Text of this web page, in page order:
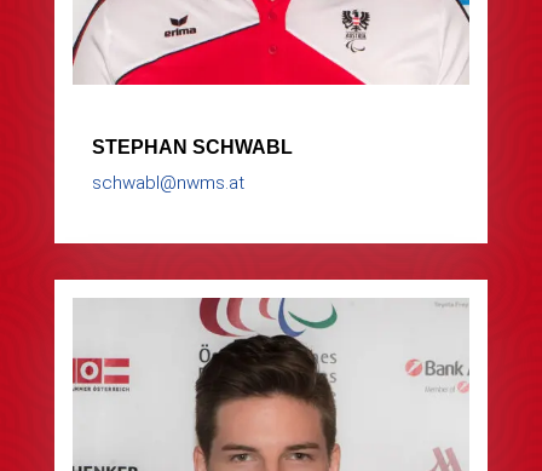
STEPHAN SCHWABL
schwabl@nwms.at